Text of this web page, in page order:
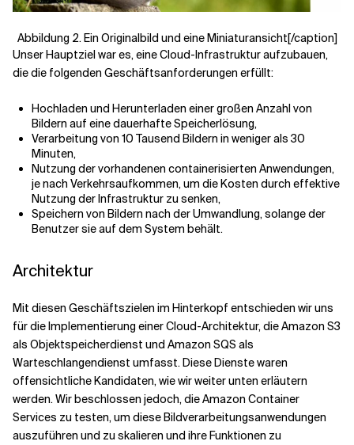
Abbildung 2. Ein Originalbild und eine Miniaturansicht[/caption]
Unser Hauptziel war es, eine Cloud-Infrastruktur aufzubauen,
die die folgenden Geschäftsanforderungen erfüllt:
Hochladen und Herunterladen einer großen Anzahl von
Bildern auf eine dauerhafte Speicherlösung,
Verarbeitung von 10 Tausend Bildern in weniger als 30
Minuten,
Nutzung der vorhandenen containerisierten Anwendungen,
je nach Verkehrsaufkommen, um die Kosten durch effektive
Nutzung der Infrastruktur zu senken,
Speichern von Bildern nach der Umwandlung, solange der
Benutzer sie auf dem System behält.
Architektur
Mit diesen Geschäftszielen im Hinterkopf entschieden wir uns
für die Implementierung einer Cloud-Architektur, die Amazon S3
als Objektspeicherdienst und Amazon SQS als
Warteschlangendienst umfasst. Diese Dienste waren
offensichtliche Kandidaten, wie wir weiter unten erläutern
werden. Wir beschlossen jedoch, die Amazon Container
Services zu testen, um diese Bildverarbeitungsanwendungen
auszuführen und zu skalieren und ihre Funktionen zu